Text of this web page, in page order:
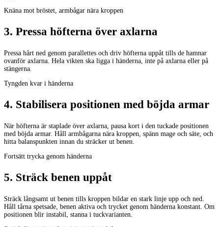
Knäna mot bröstet, armbågar nära kroppen
3. Pressa höfterna över axlarna
Pressa hårt ned genom parallettes och driv höfterna uppåt tills de hamnar
ovanför axlarna. Hela vikten ska ligga i händerna, inte på axlarna eller på
stängerna.
Tyngden kvar i händerna
4. Stabilisera positionen med böjda armar
När höfterna är staplade över axlarna, pausa kort i den tuckade positionen
med böjda armar. Håll armbågarna nära kroppen, spänn mage och säte, och
hitta balanspunkten innan du sträcker ut benen.
Fortsätt trycka genom händerna
5. Sträck benen uppåt
Sträck långsamt ut benen tills kroppen bildar en stark linje upp och ned.
Håll tårna spetsade, benen aktiva och trycket genom händerna konstant. Om
positionen blir instabil, stanna i tuckvarianten.